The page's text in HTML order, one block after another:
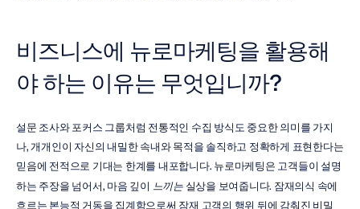
비즈니스에 뉴로마케팅을 활용해
야 하는 이유는 무엇입니까?
설문 조사와 포커스 그룹처럼 전통적인 수집 방식도 중요한 의미를 가지
나, 개개인이 자신의 내밀한 속내와 목적을 솔직하고 정확하게 표현한다는
믿음에 전적으로 기대는 한계를 내포합니다. 뉴로마케팅은 고객들이 설명
하는 주장을 넘어서, 마음 깊이 느끼는 실상을 보여줍니다. 잠재의식 속에
흐르는 본능적 거동을 집계함으로써 잠재 고객의 행위 뒤에 감춰진 비밀